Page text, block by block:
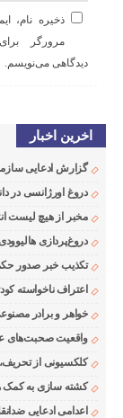
ذخیره نام،
مرورگر
دیدگاهی می‌نویسم.
اخرین اخبار
گزارش ادعایی
دروغ اورژانسی در
مخبر از هیچ لیست
دروغ‌پردازی
تکذیب خبر صدور
اعتراف ناخواسته
خواهر و برادر
واقعیت صحبت‌های
کلکسیونی از
کشته سازی به
اعدامی ادعایی